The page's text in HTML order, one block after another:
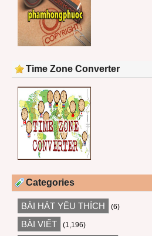
Time Zone Converter
Categories
BÀI HÁT YÊU THÍCH (6)
BÀI VIẾT (1,196)